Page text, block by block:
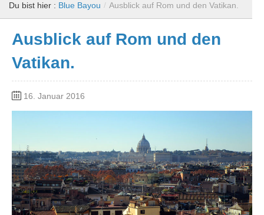
Du bist hier : Blue Bayou / Ausblick auf Rom und den Vatikan.
Ausblick auf Rom und den
Vatikan.
16. Januar 2016